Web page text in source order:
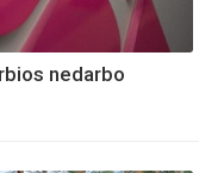
nedarbo